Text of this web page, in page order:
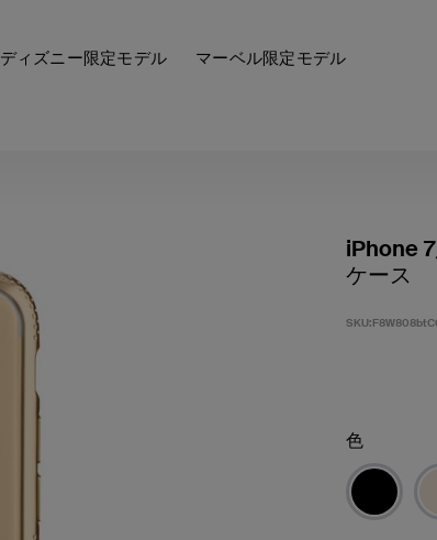
ディズニー限定モデル マーベル限定モデル
iPhone
ケース
SKU:
色